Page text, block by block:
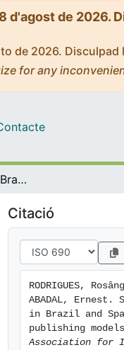
d'agost de 2026.
de 2026. Disculpad
for any
Scientific journals in Brazil and Spain: Alternative publishing models
Citació
RODRIGUES,
ABADAL,
in Brazil and
publishing
Association for